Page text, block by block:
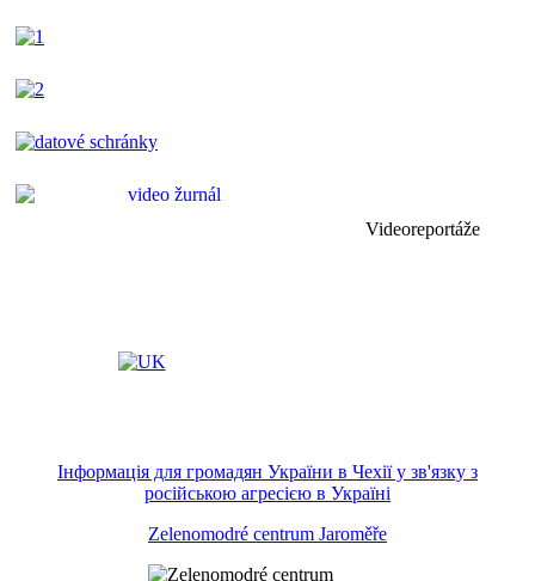
Videoreportáže
Інформація для громадян України в Чехії у зв'язку з
російською агресією в Україні
Zelenomodré centrum Jaroměře